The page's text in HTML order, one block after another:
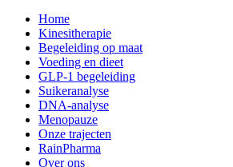
Home
Kinesitherapie
Begeleiding op maat
Voeding en dieet
GLP-1 begeleiding
Suikeranalyse
DNA-analyse
Menopauze
Onze trajecten
RainPharma
Over ons